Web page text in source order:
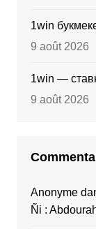
1win
9 août 2026
1win —
9 août 2026
Anonyme
Ñi :